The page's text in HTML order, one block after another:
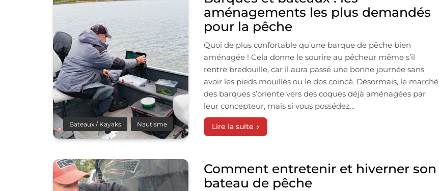
Bateaux / Kayaks Nautisme
aménagements les plus demandés
pour la pêche
Quoi de plus confortable qu’une barque de pêche bien
aménagée ! Cela donne le sourire au pêcheur même s’il
rentre bredouille, car il aura passé une bonne journée sans
avoir les pieds mouillés ou le dos coincé. Désormais, le marché
des barques s’oriente vers des coques déjà aménagées par
leur concepteur, mais si vous possédez…
Lire la suite
Comment entretenir et hiverner son
bateau de pêche